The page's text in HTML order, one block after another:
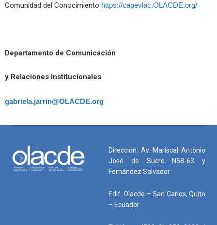
Comunidad del Conocimiento https://capevlac.OLACDE.org/
Departamento de Comunicación
y Relaciones Institucionales
gabriela.jarrin@OLACDE.org
Dirección: Av. Mariscal Antonio
José de Sucre N58-63 y
Fernández Salvador
Edif. Olacde – San Carlos, Quito
– Ecuador